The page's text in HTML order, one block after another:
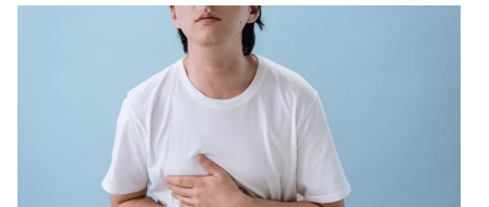
cierpi z powodu braku pozytywnego myślenia.